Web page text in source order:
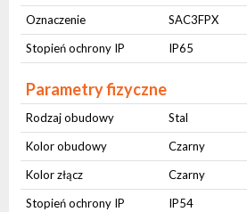
Oznaczenie
SAC3FPX
Stopień ochrony IP
IP65
Parametry fizyczne
Rodzaj obudowy
Stal
Kolor obudowy
Czarny
Kolor złącz
Czarny
Stopień ochrony IP
IP54